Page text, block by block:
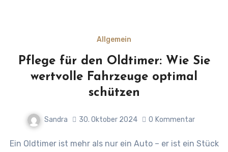
Allgemein
Pflege für den Oldtimer: Wie Sie
wertvolle Fahrzeuge optimal
schützen
Sandra 30. Oktober 2024 0 Kommentar
Ein Oldtimer ist mehr als nur ein Auto – er ist ein Stück